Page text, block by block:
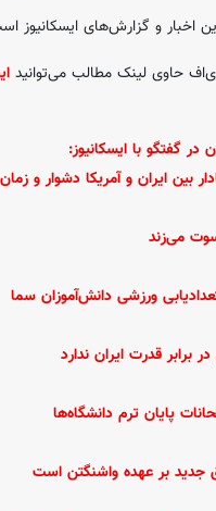
اخبار و گزارش‌های ایسکانیوز
حاوی لینک مطالب می‌توانید
در گفتگو با ایسکانیوز:
بین ایران و آمریکا دشوار و
می‌زند
برابر قدرت ایران ندارد
پایان ترم دانشگاه‌ها